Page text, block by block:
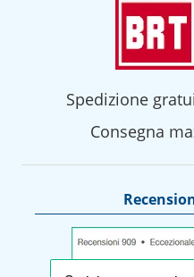
Spedizione
Consegna